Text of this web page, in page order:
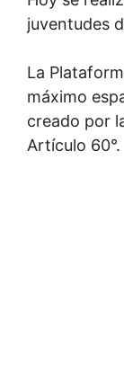
juventudes
La
máximo
creado por
Artículo 60°.